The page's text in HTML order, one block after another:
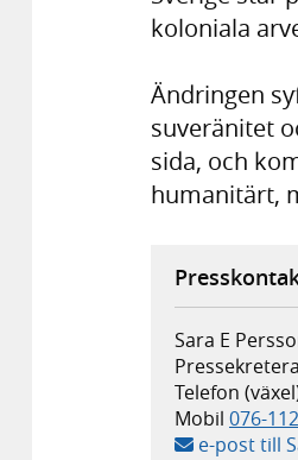
koloniala
Ändringen
suveränitet
sida, och
humanitärt,
Sara E
Telefon
Mobil 076-
e-post till